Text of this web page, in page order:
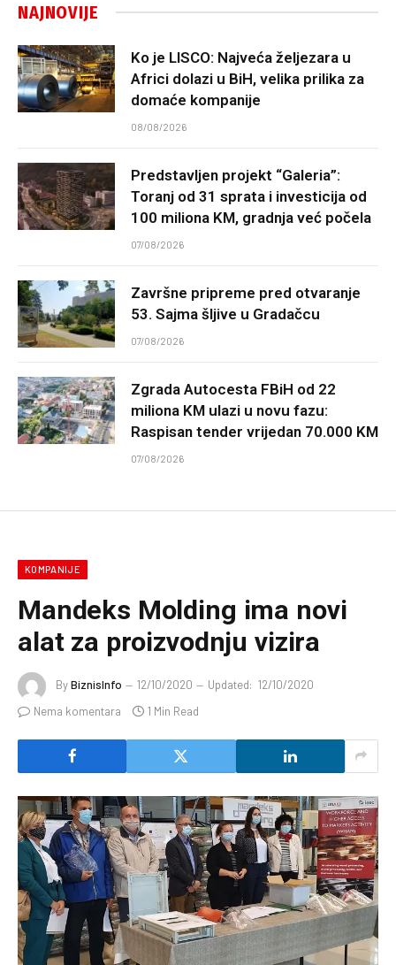
NAJNOVIJE
Ko je LISCO: Najveća željezara u
Africi dolazi u BiH, velika prilika za
domaće kompanije
08/08/2026
Predstavljen projekt “Galeria”:
Toranj od 31 sprata i investicija od
100 miliona KM, gradnja već počela
07/08/2026
Završne pripreme pred otvaranje
53. Sajma šljive u Gradačcu
07/08/2026
Zgrada Autocesta FBiH od 22
miliona KM ulazi u novu fazu:
Raspisan tender vrijedan 70.000 KM
07/08/2026
KOMPANIJE
Mandeks Molding ima novi
alat za proizvodnju vizira
ByBiznisInfo 12/10/2020 Updated: 12/10/2020
Nema komentara
1 Min Read